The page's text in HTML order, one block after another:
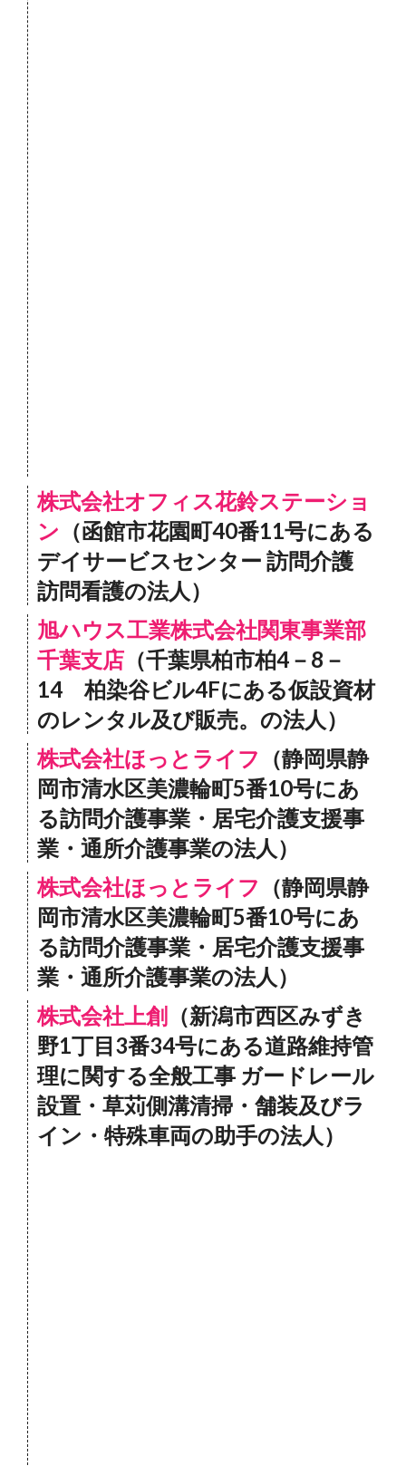
株式会社オフィス花鈴ステーショ
ン （函館市花園町40番11号にある
デイサービスセンター 訪問介護
訪問看護の法人）
旭ハウス工業株式会社関東事業部
千葉支店 （千葉県柏市柏4－8－
14 柏染谷ビル4Fにある仮設資材
のレンタル及び販売。の法人）
株式会社ほっとライフ
（静岡県静
岡市清水区美濃輪町5番10号にあ
る訪問介護事業・居宅介護支援事
業・通所介護事業の法人）
株式会社ほっとライフ
（静岡県静
岡市清水区美濃輪町5番10号にあ
る訪問介護事業・居宅介護支援事
業・通所介護事業の法人）
株式会社上創
（新潟市西区みずき
野1丁目3番34号にある道路維持管
理に関する全般工事 ガードレール
設置・草苅側溝清掃・舗装及びラ
イン・特殊車両の助手の法人）